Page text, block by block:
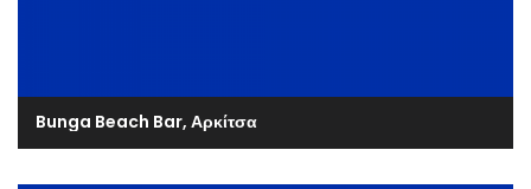
Bunga Beach Bar, Αρκίτσα